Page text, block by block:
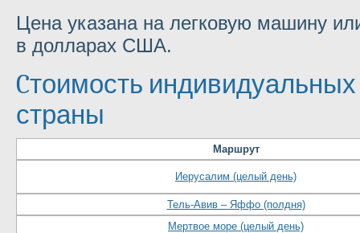
Цена указана на легковую машину
в долларах США.
Cтоимость индивидуальных
страны
Маршрут
Иерусалим (целый день)
Тель-Авив – Яффо (полдня)
Мертвое море (целый день)